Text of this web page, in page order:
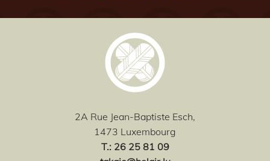
2A Rue Jean-Baptiste Esch,
1473 Luxembourg
T.: 26 25 81 09